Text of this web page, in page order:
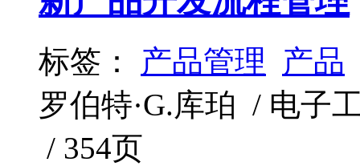
标签： 产品管理
产品
罗伯特·G.库珀 / 电子
/ 354页